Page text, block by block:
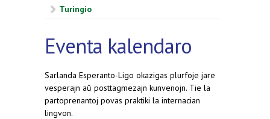
Turingio
Eventa kalendaro
Sarlanda Esperanto-Ligo okazigas plurfoje jare
vesperajn aŭ posttagmezajn kunvenojn. Tie la
partoprenantoj povas praktiki la internacian
lingvon.